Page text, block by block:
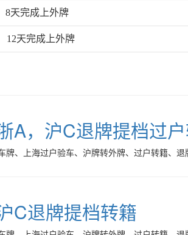
8天完成上外牌
12天完成上外牌
A，沪C退牌提档过
牌、上海过户验车、沪牌转外牌、过户转籍、
C退牌提档转籍